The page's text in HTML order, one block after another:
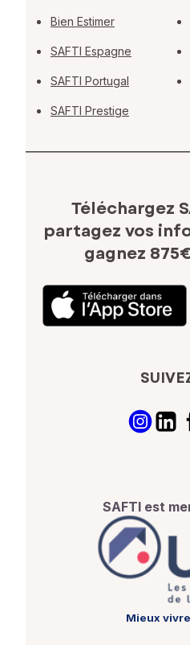
Bien Estimer
SAFTI Espagne
SAFTI Portugal
SAFTI Prestige
Téléchargez
partagez vos
gagnez
SAFTI est
Mieux